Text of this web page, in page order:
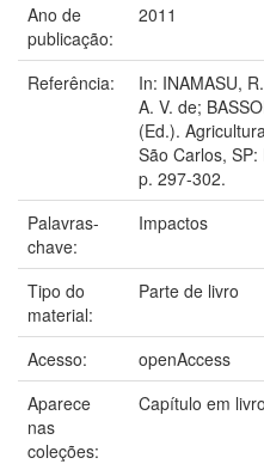
Ano de
publicação:
2011
Referência:
In: INAMASU,
A. V. de;
(Ed.).
São Carlos,
p. 297-302.
Palavras-
chave:
Impactos
Tipo do
material:
Parte de livro
Acesso:
openAccess
Aparece
nas
coleções:
Capítulo em